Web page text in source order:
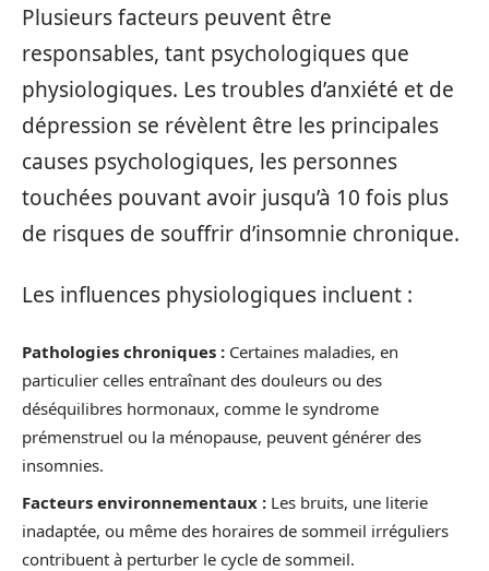
Plusieurs facteurs peuvent être
responsables, tant psychologiques que
physiologiques. Les troubles d’anxiété et de
dépression se révèlent être les principales
causes psychologiques, les personnes
touchées pouvant avoir jusqu’à 10 fois plus
de risques de souffrir d’insomnie chronique.
Les influences physiologiques incluent :
Pathologies chroniques : Certaines maladies, en
particulier celles entraînant des douleurs ou des
déséquilibres hormonaux, comme le syndrome
prémenstruel ou la ménopause, peuvent générer des
insomnies.
Facteurs environnementaux : Les bruits, une literie
inadaptée, ou même des horaires de sommeil irréguliers
contribuent à perturber le cycle de sommeil.